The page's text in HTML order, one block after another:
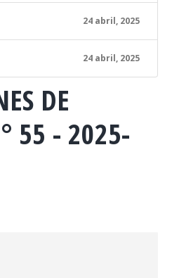
24 abril, 2025
24 abril, 2025
DE
55 - 2025-